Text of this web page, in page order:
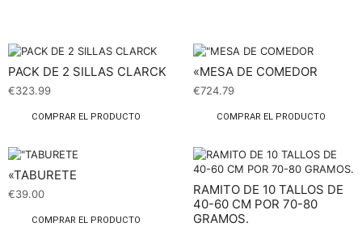
PACK DE 2 SILLAS CLARCK
€323.99
COMPRAR EL PRODUCTO
«MESA DE COMEDOR
€724.79
COMPRAR EL PRODUCTO
«TABURETE
€39.00
COMPRAR EL PRODUCTO
RAMITO DE 10 TALLOS DE
40-60 CM POR 70-80
GRAMOS.